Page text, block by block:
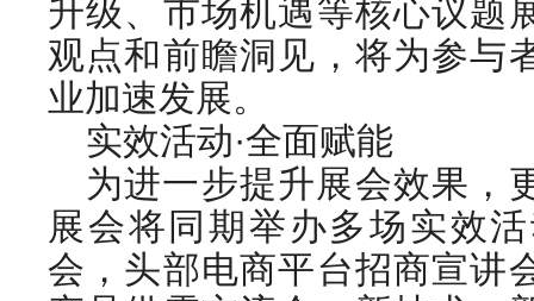
升级、市场机遇等核心议题
观点和前瞻洞见，将为参与
业加速发展。
实效活动·全面赋能
为进一步提升展会效果，
展会将同期举办多场实效
会，头部电商平台招商宣讲